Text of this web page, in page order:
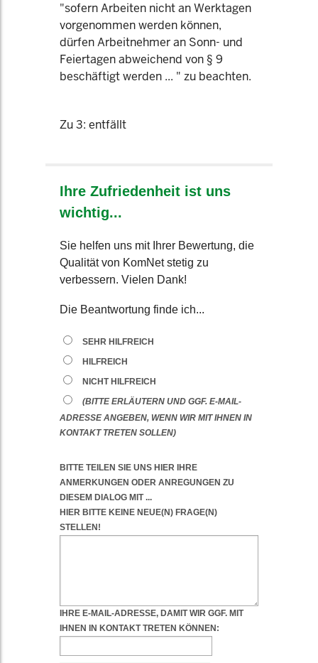
"sofern Arbeiten nicht an Werktagen
vorgenommen werden können,
dürfen Arbeitnehmer an Sonn- und
Feiertagen abweichend von § 9
beschäftigt werden ... " zu beachten.
Zu 3: entfällt